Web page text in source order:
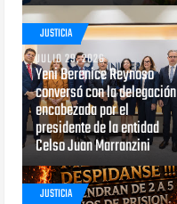
JUSTICIA
JULIO 29, 2026
Yeni Berenice Reynoso
conversó con la delegación
encabezada por el
presidente de la entidad
Celso Juan Marranzini
JUSTICIA